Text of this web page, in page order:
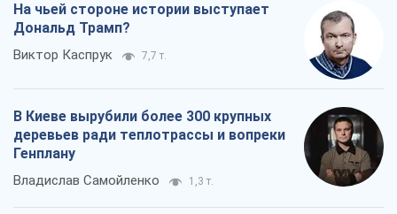
На чьей стороне истории выступает
Дональд Трамп?
Виктор Каспрук 7,7 т.
В Киеве вырубили более 300 крупных
деревьев ради теплотрассы и вопреки
Генплану
Владислав Самойленко 1,3 т.